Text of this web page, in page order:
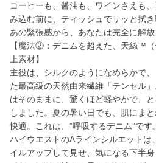
コーヒーも、醤油も、ワインさえも
み込む前に、ティッシュでサッと拭き
あの緊張感から、あなたは完全に解放
【魔法②：デニムを超えた、天絲™
上素材】
主役は、シルクのようになめらかで
た最高級の天然由来繊維「テンセル
はそのままに、驚くほど軽やかで、
しました。夏の暑い日でも、肌にま
快適。これは、”呼吸するデニム”です。
ハイウエストのAラインシルエットは
イルアップして見せ、気になる下半